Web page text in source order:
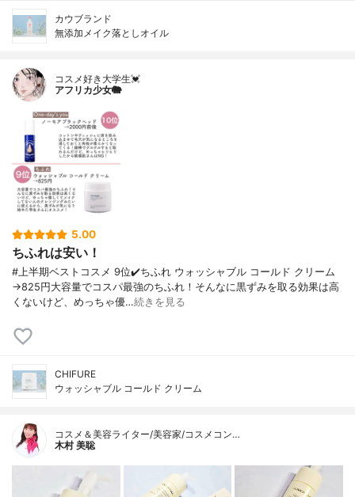
カウブランド
無添加メイク落としオイル
コスメ好き大学生💓
アフリカ少女🐘
5.00
ちふれは安い！
#上半期ベストコスメ 9位✔️ちふれ ウォッシャブル コールド クリーム
→825円大容量でコスパ最強のちふれ！そんなに黒ずみを取る効果は高
くないけど、めっちゃ優…続きを見る
CHIFURE
ウォッシャブル コールド クリーム
コスメ＆美容ライター/美容家/コスメコン…
木村 美聡